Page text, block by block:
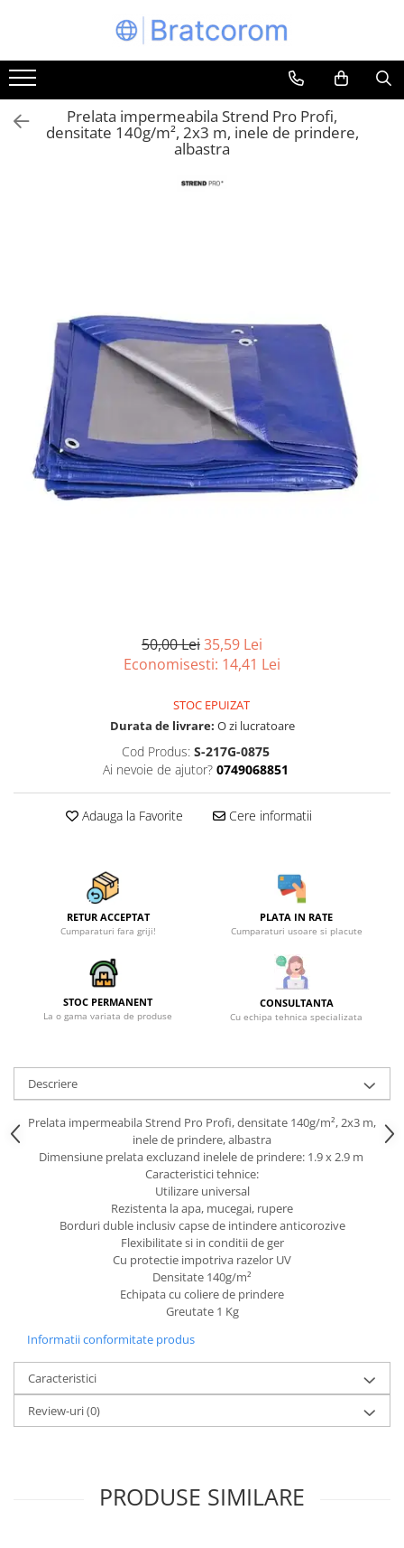
Toate Produsele
Articole animale
Adapatoare animale
Articole ambalare
Articole bucatarie
Articole mobila
Articole organizare
Articole Sportive
Cutii postale
Electronice si electrocasnice
Accesorii pentru faianta, gresie si
Accesorii polizare si slefuire
Accesorii vopsire si tencuire
Sarma constructii
Scule, unelte si masini
Suruburi, dibluri si accesorii
Corpuri de iluminat
Lustre si pendule
Spoturi
Accesorii corpuri de iluminat
Lampi de veghe copii
Accesorii decorative
Figurine si decoratiuni Craciun
Globuri
Instalatii de Craciun
Lumanari si candele
Suporturi lumanari
Maturi, Mopuri si galeti
Prelata impermeabila Strend Pro Profi,
densitate 140g/m², 2x3 m, inele de prindere,
albastra
50,00 Lei35,59 Lei
Economisesti: 14,41 Lei
STOC EPUIZAT
Durata de livrare: O zi lucratoare
Cod Produs: S-217G-0875
Ai nevoie de ajutor? 0749068851
Adauga la Favorite Cere informatii
RETUR ACCEPTAT
Cumparaturi fara griji!
PLATA IN RATE
Cumparaturi usoare si placute
STOC PERMANENT
La o gama variata de produse
CONSULTANTA
Cu echipa tehnica specializata
Descriere
Prelata impermeabila Strend Pro Profi, densitate 140g/m², 2x3 m,
inele de prindere, albastra
Dimensiune prelata excluzand inelele de prindere: 1.9 x 2.9 m
Caracteristici tehnice:
Utilizare universal
Rezistenta la apa, mucegai, rupere
Borduri duble inclusiv capse de intindere anticorozive
Flexibilitate si in conditii de ger
Cu protectie impotriva razelor UV
Densitate 140g/m²
Echipata cu coliere de prindere
Greutate 1 Kg
Informatii conformitate produs
Caracteristici
Review-uri(0)
PRODUSE SIMILARE